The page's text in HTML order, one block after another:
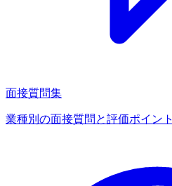
面接質問集
業種別の面接質問と評価ポイント